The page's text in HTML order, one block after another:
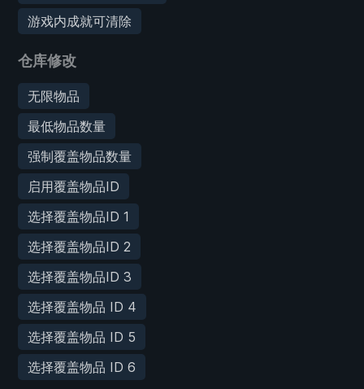
游戏内成就可清除
仓库修改
无限物品
最低物品数量
强制覆盖物品数量
启用覆盖物品ID
选择覆盖物品ID 1
选择覆盖物品ID 2
选择覆盖物品ID 3
选择覆盖物品 ID 4
选择覆盖物品 ID 5
选择覆盖物品 ID 6